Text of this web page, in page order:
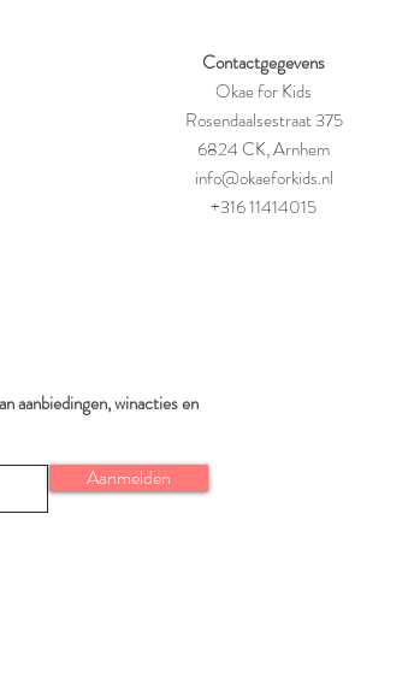
Contactgegevens
Okae for Kids
Rosendaalsestraat 375
6824 CK, Arnhem
info@okaeforkids.nl
+316 11414015
aanbiedingen, winacties en
Aanmelden